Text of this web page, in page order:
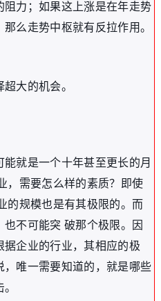
力；如果这上涨是在年走势
么走势中枢就有反拉作用。
大的机会。
就是一个十年甚至更长的月
，需要怎么样的素质？即使
的规模也是有其极限的。而
不可能突 破那个极限。因
据企业的行业，其相应的极
，唯一需要知道的，就是哪些